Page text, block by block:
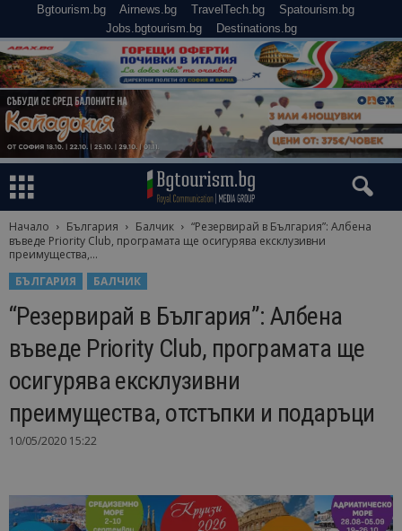
Bgtourism.bg Airnews.bg TravelTech.bg
Spatourism.bg
Jobs.bgtourism.bg
Destinations.bg
Начало България Балчик
“Резервирай в България”: Албена
въведе Priority Club, програмата ще осигурява ексклузивни
преимущества,...
БЪЛГАРИЯ
БАЛЧИК
“Резервирай в България”: Албена
въведе Priority Club, програмата ще
осигурява ексклузивни
преимущества, отстъпки и подаръци
10/05/2020 15:22